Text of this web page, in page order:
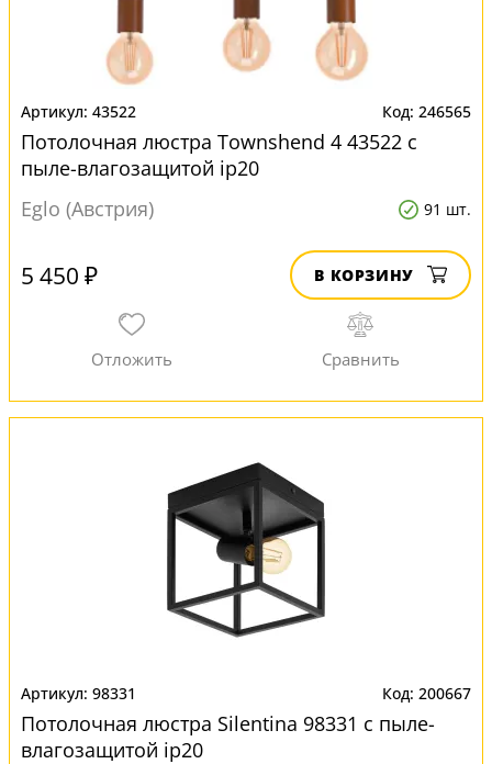
43522 246565
Потолочная люстра Townshend 4 43522 с
пыле-влагозащитой ip20
Eglo (Австрия)
91 шт.
5 450 ₽ В КОРЗИНУ
98331 200667
Потолочная люстра Silentina 98331 с пыле-
влагозащитой ip20